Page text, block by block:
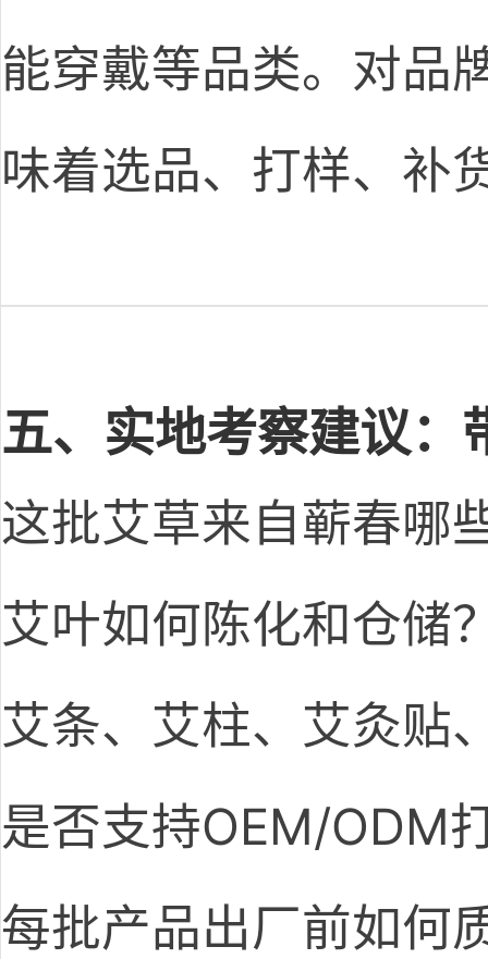
能穿戴等品类。对品
味着选品、打样、补
五、实地考察建议：
这批艾草来自蕲春哪
艾叶如何陈化和仓储
艾条、艾柱、艾灸贴
是否支持OEM/ODM
每批产品出厂前如何